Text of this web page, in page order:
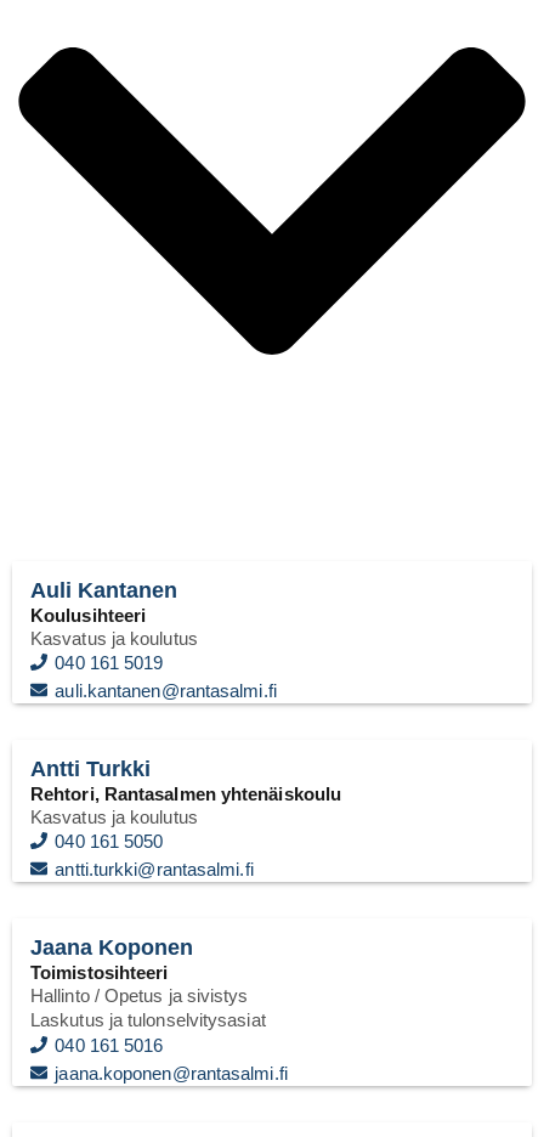
Auli Kantanen
Koulusihteeri
Kasvatus ja koulutus
040 161 5019
auli.kantanen@rantasalmi.fi
Antti Turkki
Rehtori, Rantasalmen yhtenäiskoulu
Kasvatus ja koulutus
040 161 5050
antti.turkki@rantasalmi.fi
Jaana Koponen
Toimistosihteeri
Hallinto / Opetus ja sivistys
Laskutus ja tulonselvitysasiat
040 161 5016
jaana.koponen@rantasalmi.fi